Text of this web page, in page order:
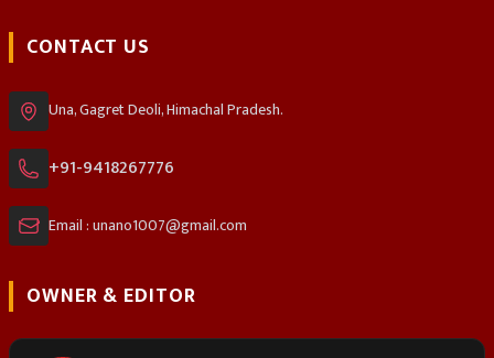
CONTACT US
Una, Gagret Deoli, Himachal Pradesh.
+91-9418267776
Email : unano1007@gmail.com
OWNER & EDITOR